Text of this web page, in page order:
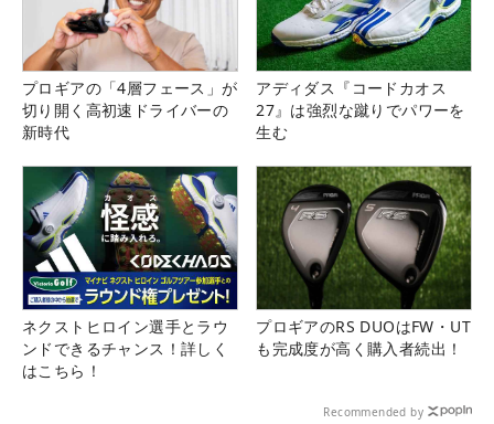
プロギアの「4層フェース」が
切り開く高初速ドライバーの
新時代
アディダス『コードカオス
27』は強烈な蹴りでパワーを
生む
ネクストヒロイン選手とラウ
ンドできるチャンス！詳しく
はこちら！
プロギアのRS DUOはFW・UT
も完成度が高く購入者続出！
Recommended by